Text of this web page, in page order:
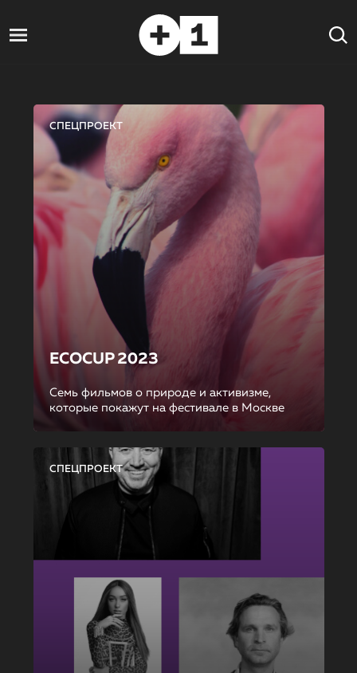
СПЕЦПРОЕКТ
ECOCUP 2023
Семь фильмов о природе и активизме,
которые покажут на фестивале в Москве
СПЕЦПРОЕКТ